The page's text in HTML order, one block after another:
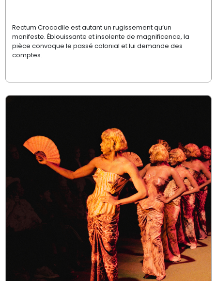
Rectum Crocodile est autant un rugissement qu’un
manifeste. Éblouissante et insolente de magnificence, la
pièce convoque le passé colonial et lui demande des
comptes.